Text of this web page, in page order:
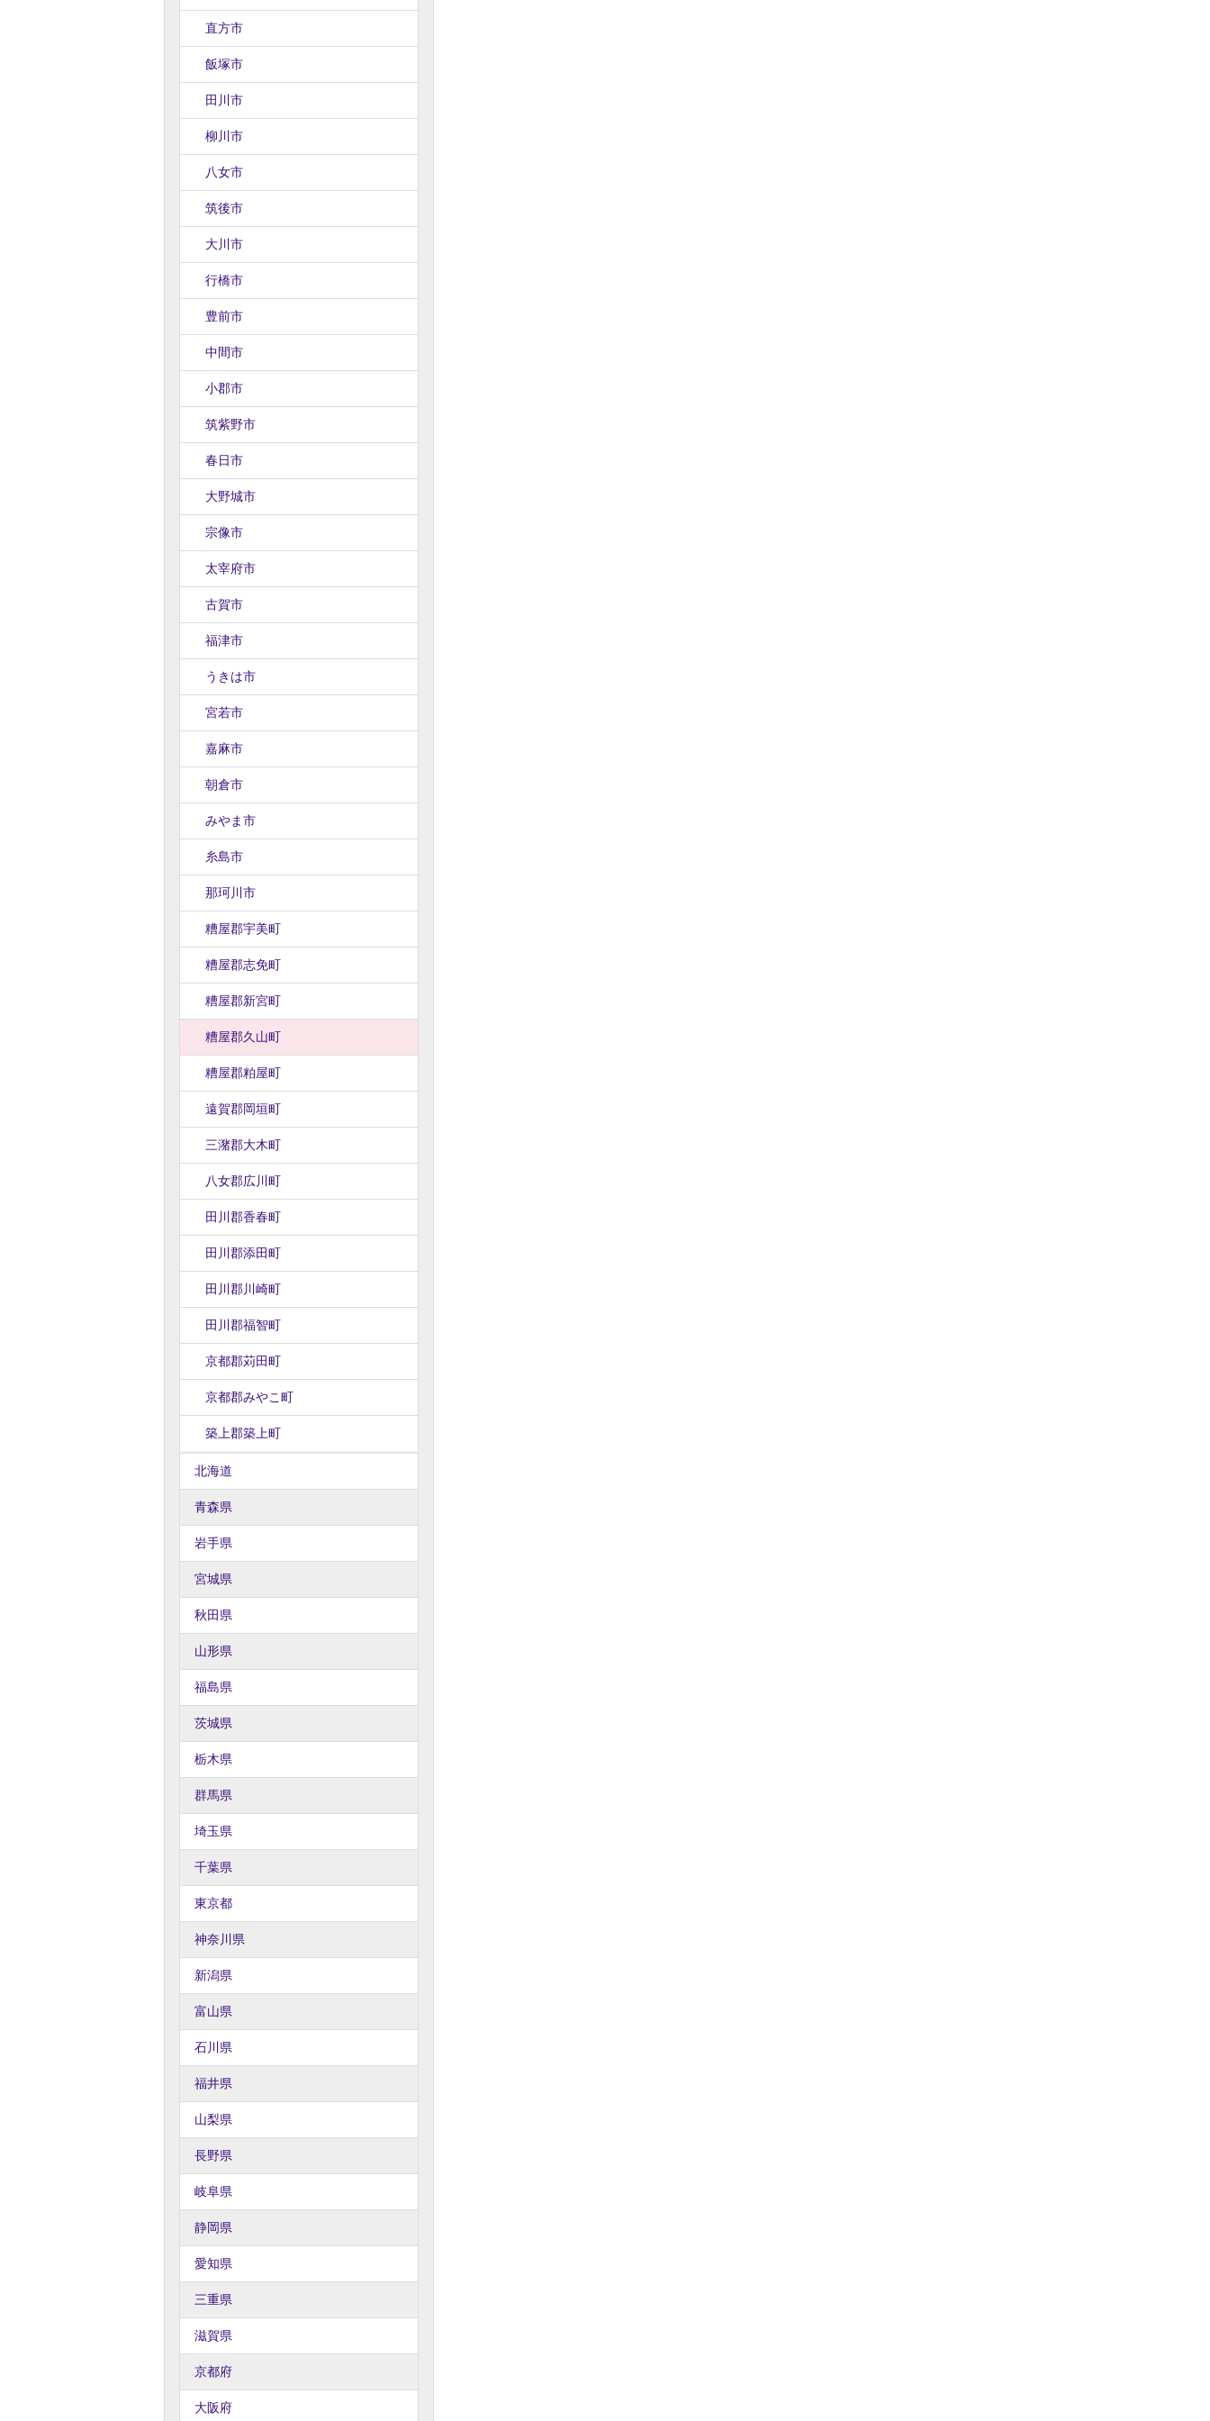
直方市
飯塚市
田川市
柳川市
八女市
筑後市
大川市
行橋市
豊前市
中間市
小郡市
筑紫野市
春日市
大野城市
宗像市
太宰府市
古賀市
福津市
うきは市
宮若市
嘉麻市
朝倉市
みやま市
糸島市
那珂川市
糟屋郡宇美町
糟屋郡志免町
糟屋郡新宮町
糟屋郡久山町
糟屋郡粕屋町
遠賀郡岡垣町
三潴郡大木町
八女郡広川町
田川郡香春町
田川郡添田町
田川郡川崎町
田川郡福智町
京都郡苅田町
京都郡みやこ町
築上郡築上町
北海道
青森県
岩手県
宮城県
秋田県
山形県
福島県
茨城県
栃木県
群馬県
埼玉県
千葉県
東京都
神奈川県
新潟県
富山県
石川県
福井県
山梨県
長野県
岐阜県
静岡県
愛知県
三重県
滋賀県
京都府
大阪府